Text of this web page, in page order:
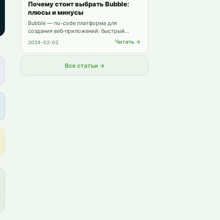
Почему стоит выбрать Bubble:
плюсы и минусы
Bubble — no-code платформа для
создания веб‑приложений: быстрый
запуск, масштабируемость и простота.
кастомизации, производительность и
зависимость от платформы.
2024-02-02 Читать →
Все статьи →